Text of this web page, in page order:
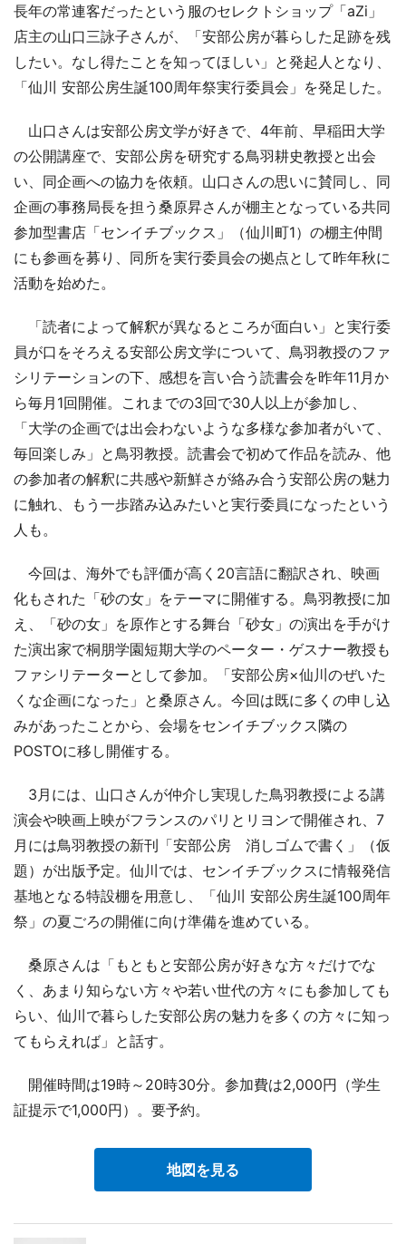
長年の常連客だったという服のセレクトショップ「aZi」
店主の山口三詠子さんが、「安部公房が暮らした足跡を残
したい。なし得たことを知ってほしい」と発起人となり、
「仙川 安部公房生誕100周年祭実行委員会」を発足した。
山口さんは安部公房文学が好きで、4年前、早稲田大学
の公開講座で、安部公房を研究する鳥羽耕史教授と出会
い、同企画への協力を依頼。山口さんの思いに賛同し、同
企画の事務局長を担う桑原昇さんが棚主となっている共同
参加型書店「センイチブックス」（仙川町1）の棚主仲間
にも参画を募り、同所を実行委員会の拠点として昨年秋に
活動を始めた。
「読者によって解釈が異なるところが面白い」と実行委
員が口をそろえる安部公房文学について、鳥羽教授のファ
シリテーションの下、感想を言い合う読書会を昨年11月か
ら毎月1回開催。これまでの3回で30人以上が参加し、
「大学の企画では出会わないような多様な参加者がいて、
毎回楽しみ」と鳥羽教授。読書会で初めて作品を読み、他
の参加者の解釈に共感や新鮮さが絡み合う安部公房の魅力
に触れ、もう一歩踏み込みたいと実行委員になったという
人も。
今回は、海外でも評価が高く20言語に翻訳され、映画
化もされた「砂の女」をテーマに開催する。鳥羽教授に加
え、「砂の女」を原作とする舞台「砂女」の演出を手がけ
た演出家で桐朋学園短期大学のペーター・ゲスナー教授も
ファシリテーターとして参加。「安部公房×仙川のぜいた
くな企画になった」と桑原さん。今回は既に多くの申し込
みがあったことから、会場をセンイチブックス隣の
POSTOに移し開催する。
3月には、山口さんが仲介し実現した鳥羽教授による講
演会や映画上映がフランスのパリとリヨンで開催され、7
月には鳥羽教授の新刊「安部公房 消しゴムで書く」（仮
題）が出版予定。仙川では、センイチブックスに情報発信
基地となる特設棚を用意し、「仙川 安部公房生誕100周年
祭」の夏ごろの開催に向け準備を進めている。
桑原さんは「もともと安部公房が好きな方々だけでな
く、あまり知らない方々や若い世代の方々にも参加しても
らい、仙川で暮らした安部公房の魅力を多くの方々に知っ
てもらえれば」と話す。
開催時間は19時～20時30分。参加費は2,000円（学生
証提示で1,000円）。要予約。
地図を見る